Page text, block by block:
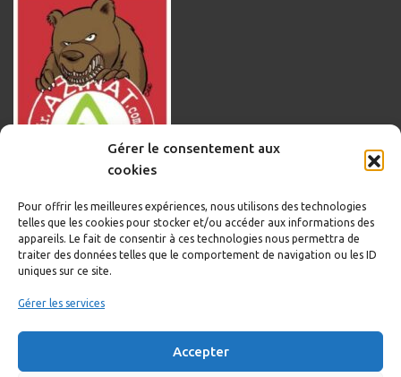
Gérer le consentement aux
cookies
Pour offrir les meilleures expériences, nous utilisons des technologies
telles que les cookies pour stocker et/ou accéder aux informations des
appareils. Le fait de consentir à ces technologies nous permettra de
traiter des données telles que le comportement de navigation ou les ID
uniques sur ce site.
Gérer les services
Accepter
Informations légales
Politique de cookies